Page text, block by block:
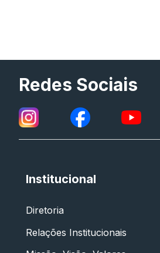
Redes Sociais
Institucional
Diretoria
Relações Institucionais